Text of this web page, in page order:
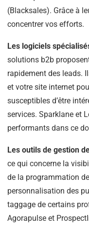
(Blacksales). Grâce à
concentrer vos efforts.
Les logiciels
solutions b2b
rapidement des leads.
et votre site internet
susceptibles d’être
services. Sparklane et
performants dans ce
Les outils de gestion
ce qui concerne la
de la programmation
personnalisation des
taggage de certains
Agorapulse et